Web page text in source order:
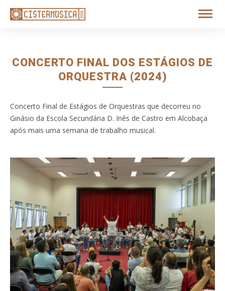
CONCERTO FINAL DOS ESTÁGIOS DE
ORQUESTRA (2024)
Concerto Final de Estágios de Orquestras que decorreu no
Ginásio da Escola Secundária D. Inês de Castro em Alcobaça
após mais uma semana de trabalho musical.